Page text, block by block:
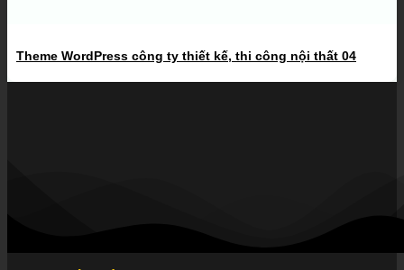
Theme WordPress công ty thiết kế, thi công nội thất 04